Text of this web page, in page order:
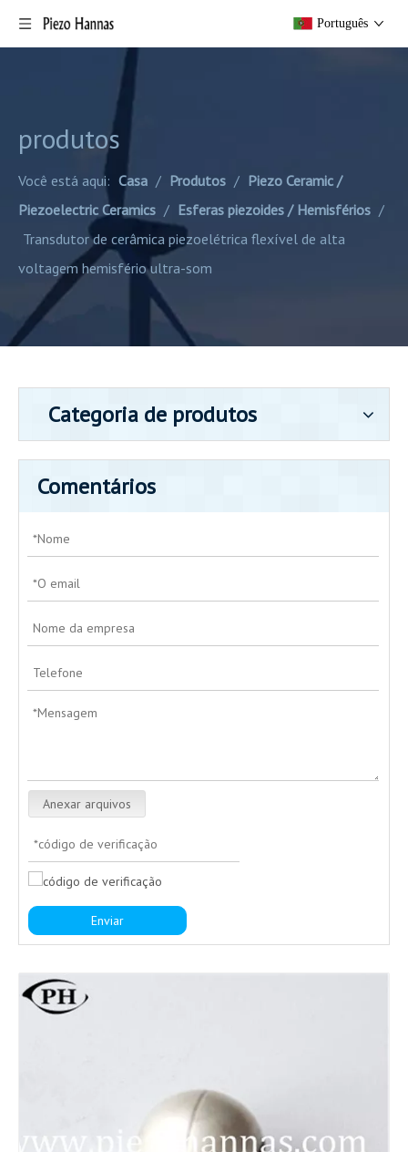
Português
produtos
Você está aqui: Casa / Produtos / Piezo Ceramic /
Piezoelectric Ceramics / Esferas piezoides / Hemisférios /
Transdutor de cerâmica piezoelétrica flexível de alta
voltagem hemisfério ultra-som
Categoria de produtos
Comentários
Anexar arquivos
Enviar